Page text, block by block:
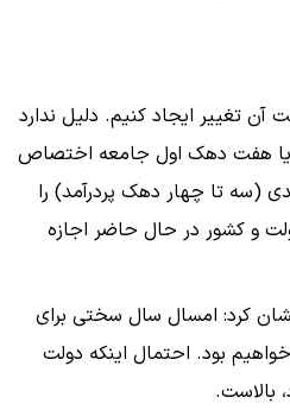
آن تغییر ایجاد کنیم. دلیل ندارد
یا هفت دهک اول جامعه اختصاص
(سه تا چهار دهک پردرآمد) را
و کشور در حال حاضر اجازه
کرد: امسال سال سختی برای
بود. احتمال اینکه دولت
بالاست.